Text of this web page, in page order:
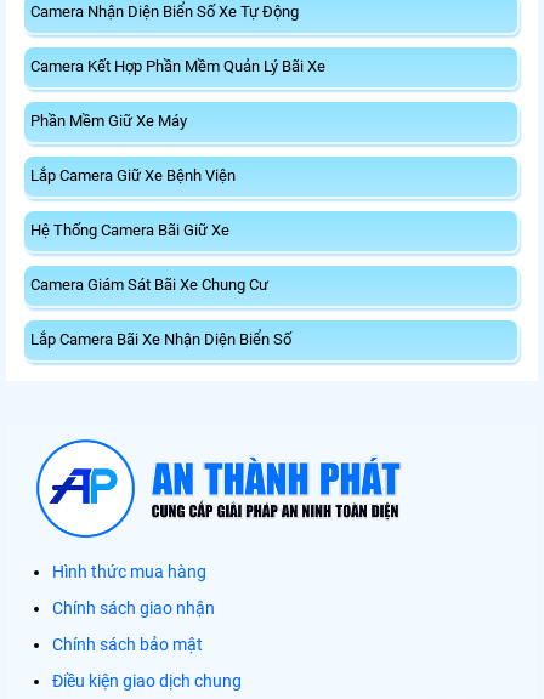
Camera Nhận Diện Biển Số Xe Tự Động
Camera Kết Hợp Phần Mềm Quản Lý Bãi Xe
Phần Mềm Giữ Xe Máy
Lắp Camera Giữ Xe Bệnh Viện
Hệ Thống Camera Bãi Giữ Xe
Camera Giám Sát Bãi Xe Chung Cư
Lắp Camera Bãi Xe Nhận Diện Biển Số
Hình thức mua hàng
Chính sách giao nhận
Chính sách bảo mật
Điều kiện giao dịch chung